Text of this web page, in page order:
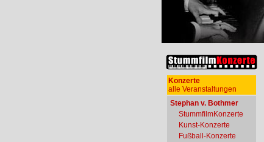
Konzerte
alle Veranstaltungen
Stephan v. Bothmer
StummfilmKonzerte
Kunst-Konzerte
Fußball-Konzerte